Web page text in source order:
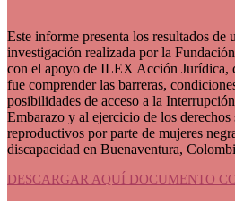
Este informe presenta los resultados de
investigación realizada por la
con el apoyo de ILEX Acción Jurídica,
fue comprender las barreras,
posibilidades de acceso a la
Embarazo y al ejercicio de los derechos
reproductivos por parte de mujeres
discapacidad en Buenaventura,
DESCARGAR AQUÍ DOCUMENTO